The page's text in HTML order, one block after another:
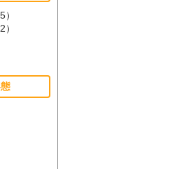
）
）